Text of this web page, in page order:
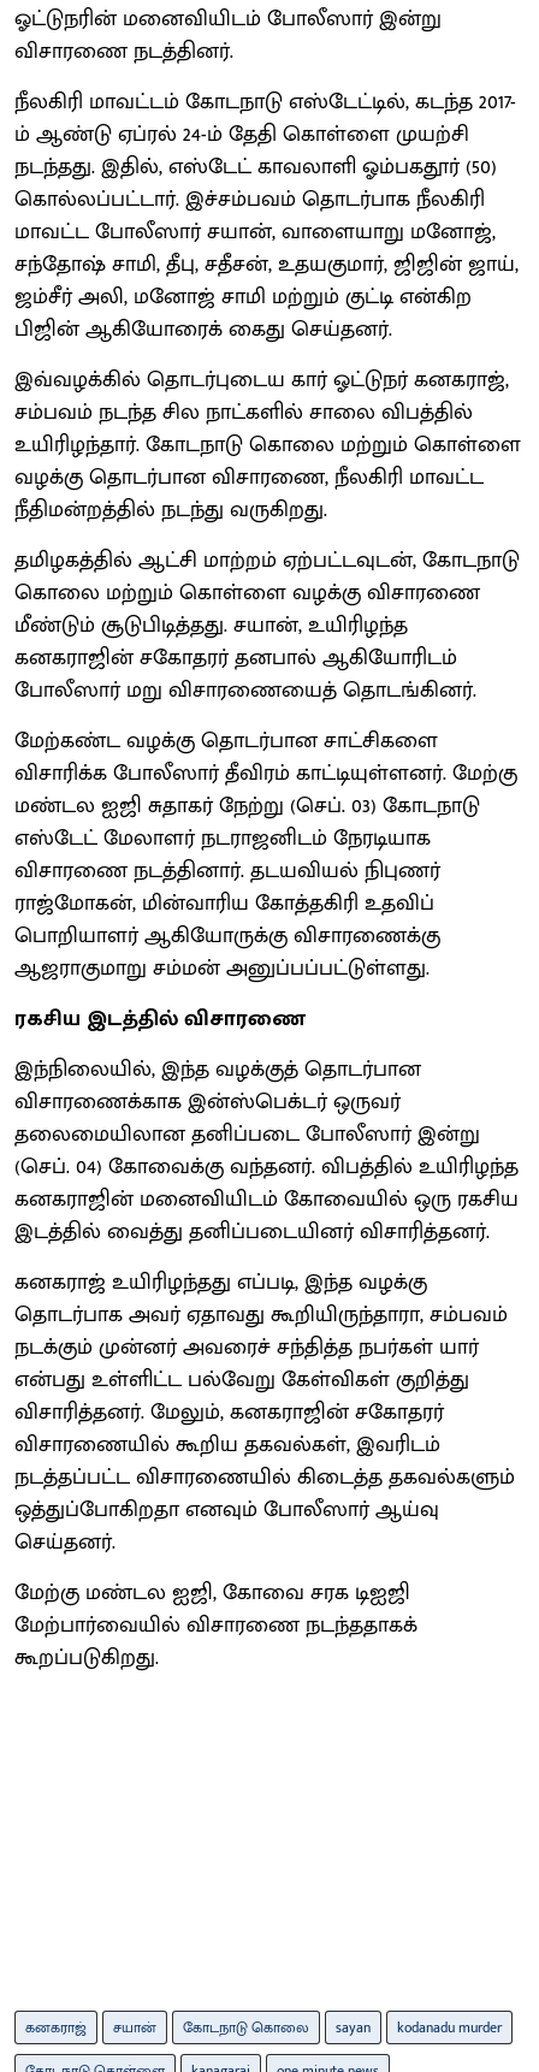
ஓட்டுநரின் மனைவியிடம் போலீஸார் இன்று
விசாரணை நடத்தினர்.
நீலகிரி மாவட்டம் கோடநாடு எஸ்டேட்டில், கடந்த 2017-
ம் ஆண்டு ஏப்ரல் 24-ம் தேதி கொள்ளை முயற்சி
நடந்தது. இதில், எஸ்டேட் காவலாளி ஓம்பகதூர் (50)
கொல்லப்பட்டார். இச்சம்பவம் தொடர்பாக நீலகிரி
மாவட்ட போலீஸார் சயான், வாளையாறு மனோஜ்,
சந்தோஷ் சாமி, தீபு, சதீசன், உதயகுமார், ஜிஜின் ஜாய்,
ஜம்சீர் அலி, மனோஜ் சாமி மற்றும் குட்டி என்கிற
பிஜின் ஆகியோரைக் கைது செய்தனர்.
இவ்வழக்கில் தொடர்புடைய கார் ஓட்டுநர் கனகராஜ்,
சம்பவம் நடந்த சில நாட்களில் சாலை விபத்தில்
உயிரிழந்தார். கோடநாடு கொலை மற்றும் கொள்ளை
வழக்கு தொடர்பான விசாரணை, நீலகிரி மாவட்ட
நீதிமன்றத்தில் நடந்து வருகிறது.
தமிழகத்தில் ஆட்சி மாற்றம் ஏற்பட்டவுடன், கோடநாடு
கொலை மற்றும் கொள்ளை வழக்கு விசாரணை
மீண்டும் சூடுபிடித்தது. சயான், உயிரிழந்த
கனகராஜின் சகோதரர் தனபால் ஆகியோரிடம்
போலீஸார் மறு விசாரணையைத் தொடங்கினர்.
மேற்கண்ட வழக்கு தொடர்பான சாட்சிகளை
விசாரிக்க போலீஸார் தீவிரம் காட்டியுள்ளனர். மேற்கு
மண்டல ஐஜி சுதாகர் நேற்று (செப். 03) கோடநாடு
எஸ்டேட் மேலாளர் நடராஜனிடம் நேரடியாக
விசாரணை நடத்தினார். தடயவியல் நிபுணர்
ராஜ்மோகன், மின்வாரிய கோத்தகிரி உதவிப்
பொறியாளர் ஆகியோருக்கு விசாரணைக்கு
ஆஜராகுமாறு சம்மன் அனுப்பப்பட்டுள்ளது.
ரகசிய இடத்தில் விசாரணை
இந்நிலையில், இந்த வழக்குத் தொடர்பான
விசாரணைக்காக இன்ஸ்பெக்டர் ஒருவர்
தலைமையிலான தனிப்படை போலீஸார் இன்று
(செப். 04) கோவைக்கு வந்தனர். விபத்தில் உயிரிழந்த
கனகராஜின் மனைவியிடம் கோவையில் ஒரு ரகசிய
இடத்தில் வைத்து தனிப்படையினர் விசாரித்தனர்.
கனகராஜ் உயிரிழந்தது எப்படி, இந்த வழக்கு
தொடர்பாக அவர் ஏதாவது கூறியிருந்தாரா, சம்பவம்
நடக்கும் முன்னர் அவரைச் சந்தித்த நபர்கள் யார்
என்பது உள்ளிட்ட பல்வேறு கேள்விகள் குறித்து
விசாரித்தனர். மேலும், கனகராஜின் சகோதரர்
விசாரணையில் கூறிய தகவல்கள், இவரிடம்
நடத்தப்பட்ட விசாரணையில் கிடைத்த தகவல்களும்
ஒத்துப்போகிறதா எனவும் போலீஸார் ஆய்வு
செய்தனர்.
மேற்கு மண்டல ஐஜி, கோவை சரக டிஐஜி
மேற்பார்வையில் விசாரணை நடந்ததாகக்
கூறப்படுகிறது.
கனகராஜ் சயான் கோடநாடு கொலை sayan
kodanadu murder